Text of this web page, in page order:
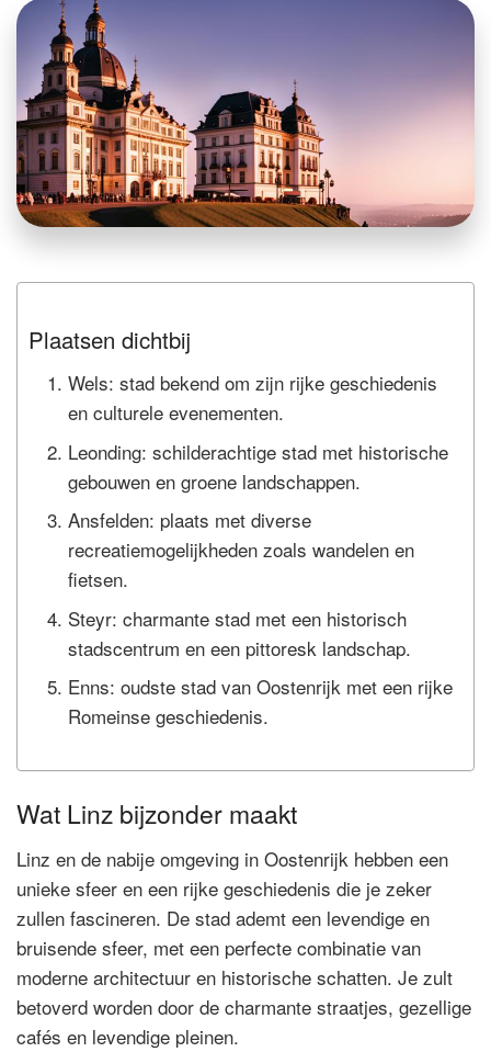
Plaatsen dichtbij
Wels: stad bekend om zijn rijke geschiedenis
en culturele evenementen.
Leonding: schilderachtige stad met historische
gebouwen en groene landschappen.
Ansfelden: plaats met diverse
recreatiemogelijkheden zoals wandelen en
fietsen.
Steyr: charmante stad met een historisch
stadscentrum en een pittoresk landschap.
Enns: oudste stad van Oostenrijk met een rijke
Romeinse geschiedenis.
Wat Linz bijzonder maakt
Linz en de nabije omgeving in Oostenrijk hebben een
unieke sfeer en een rijke geschiedenis die je zeker
zullen fascineren. De stad ademt een levendige en
bruisende sfeer, met een perfecte combinatie van
moderne architectuur en historische schatten. Je zult
betoverd worden door de charmante straatjes, gezellige
cafés en levendige pleinen.